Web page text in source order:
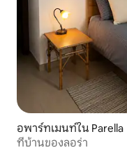
อพาร์ทเมนท์ใน Parella
ที่บ้านของลอร่า